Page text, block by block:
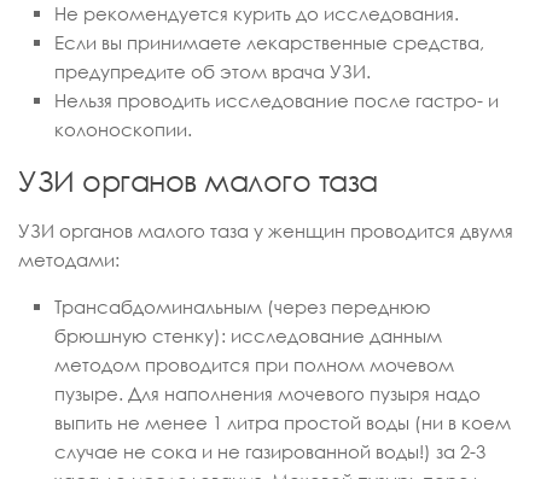
Не рекомендуется курить до исследования.
Если вы принимаете лекарственные средства,
предупредите об этом врача УЗИ.
Нельзя проводить исследование после гастро- и
колоноскопии.
УЗИ органов малого таза
УЗИ органов малого таза у женщин проводится двумя
методами:
Трансабдоминальным (через переднюю
брюшную стенку): исследование данным
методом проводится при полном мочевом
пузыре. Для наполнения мочевого пузыря надо
выпить не менее 1 литра простой воды (ни в коем
случае не сока и не газированной воды!) за 2-3